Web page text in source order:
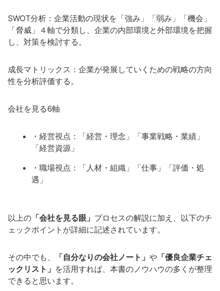
SWOT分析：企業活動の現状を「強み」「弱み」「機会」
「脅威」４軸で分類し、企業の内部環境と外部環境を把握
し、対策を検討する。
成長マトリックス：企業が発展していくための戦略の方向
性を分析評価する。
会社を見る6軸
・経営視点：「経営・理念」「事業戦略・業績」
「経営資源」
・職場視点：「人材・組織」「仕事」「評価・処
遇」
以上の 「会社を見る眼」 プロセスの解説に加え、以下のチ
ェックポイントが詳細に記述されています。
その中でも、 「自分なりの会社ノート」 や 「優良企業チェ
ックリスト」 を活用すれば、本書のノウハウの多くが整理
できると思います。